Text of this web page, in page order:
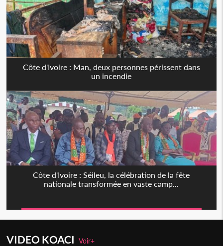
Côte d'Ivoire : Man, deux personnes périssent dans
un incendie
Côte d'Ivoire : Séileu, la célébration de la fête
nationale transformée en vaste camp...
VIDEO KOACIVoir+